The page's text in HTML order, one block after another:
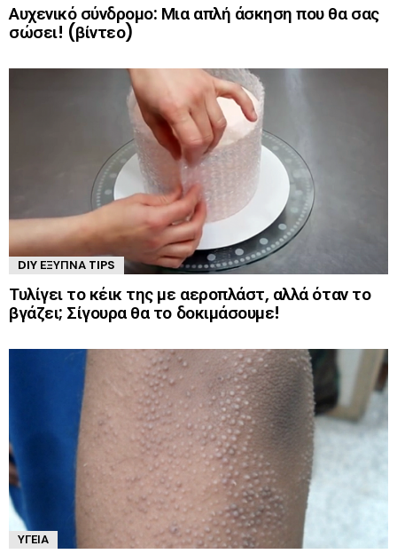
Αυχενικό σύνδρομο: Μια απλή άσκηση που θα σας
σώσει! (βίντεο)
DIY ΈΞΥΠΝΑ TIPS
Τυλίγει το κέικ της με αεροπλάστ, αλλά όταν το
βγάζει; Σίγουρα θα το δοκιμάσουμε!
ΥΓΕΊΑ